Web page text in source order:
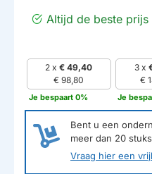
Altijd de beste prijs
2 x€ 49,40
€ 98,80
Je bespaart 0%
3 x
€
Je
Bent u een
meer dan 20
Vraag hier een